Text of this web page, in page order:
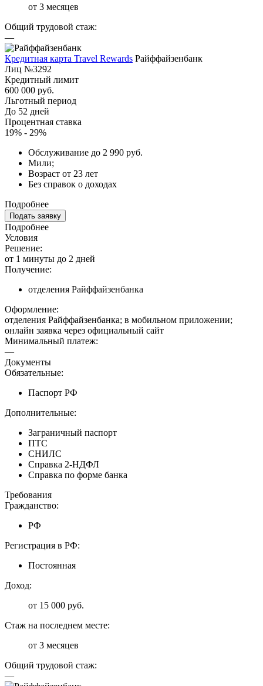
от 3 месяцев
Общий трудовой стаж:
—
Кредитная карта Travel Rewards Райффайзенбанк
Лиц №3292
Кредитный лимит
600 000 руб.
Льготный период
До 52 дней
Процентная ставка
19% - 29%
Обслуживание до 2 990 руб.
Мили;
Возраст от 23 лет
Без справок о доходах
Подробнее
Подать заявку
Подробнее
Условия
Решение:
от 1 минуты до 2 дней
Получение:
отделения Райффайзенбанка
Оформление:
отделения Райффайзенбанка; в мобильном приложении;
онлайн заявка через официальный сайт
Минимальный платеж:
—
Документы
Обязательные:
Паспорт РФ
Дополнительные:
Заграничный паспорт
ПТС
СНИЛС
Справка 2-НДФЛ
Справка по форме банка
Требования
Гражданство:
РФ
Регистрация в РФ:
Постоянная
Доход:
от 15 000 руб.
Стаж на последнем месте:
от 3 месяцев
Общий трудовой стаж:
—